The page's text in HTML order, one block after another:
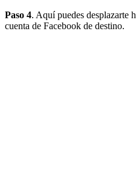
Paso 4. Aquí puedes desplazarte
cuenta de Facebook de destino.